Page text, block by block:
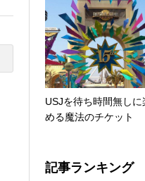
USJを待ち時間無しに
める魔法のチケット
記事ランキング